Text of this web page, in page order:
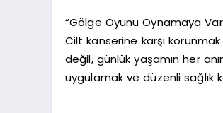
“Gölge Oyunu Oynamaya
Cilt kanserine karşı
değil, günlük yaşamın her
uygulamak ve düzenli